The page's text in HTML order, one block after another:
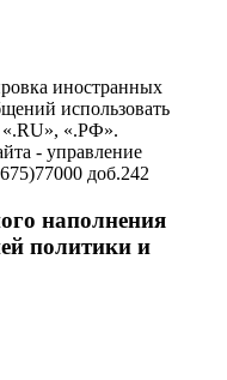
иностранных
использовать
«.RU», «.РФ».
- управление
доб.242
наполнения
политики и